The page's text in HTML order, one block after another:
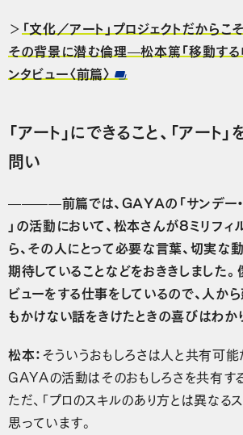
＞ 「文化／アート」プロジェクトだからこ
その背景に潜む倫理—松本篤「移動す
ンタビュー〈前篇〉
「アート」にできること、「アート
問い
————前篇では、GAYAの「サンデー・
」の活動において、松本さんが8ミリフ
ら、その人にとって必要な言葉、切実な
期待していることなどをおききしました
ビューをする仕事をしているので、人か
もかけない話をきけたときの喜びはわか
松本：そういうおもしろさは人と共有可能
GAYAの活動はそのおもしろさを共有す
ただ、「プロのスキルのあり方とは異なる
思っています。